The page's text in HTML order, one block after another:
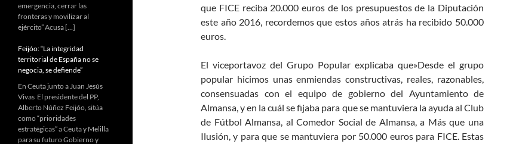
que FICE reciba 20.000 euros de los presupuestos de la Diputación
este año 2016, recordemos que estos años atrás ha recibido 50.000
euros.
El viceportavoz del Grupo Popular explicaba que»Desde el grupo
popular hicimos unas enmiendas constructivas, reales, razonables,
consensuadas con el equipo de gobierno del Ayuntamiento de
Almansa, y en la cuál se fijaba para que se mantuviera la ayuda al Club
de Fútbol Almansa, al Comedor Social de Almansa, a Más que una
Ilusión, y para que se mantuviera por 50.000 euros para FICE. Estas
emergencia, cerrar las
fronteras y movilizar al
ejército” Acusa […]
Feijóo: “La integridad
territorial de España no se
negocia, se defiende”
En Ceuta junto a Juan Jesús
Vivas El presidente del PP,
Alberto Núñez Feijóo, sitúa
como “prioridades
estratégicas” a Ceuta y Melilla
para su futuro Gobierno y